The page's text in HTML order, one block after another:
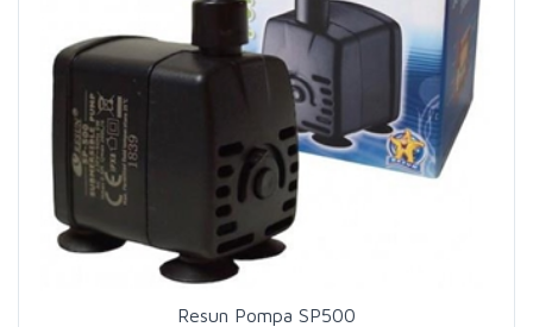
Resun Pompa SP500